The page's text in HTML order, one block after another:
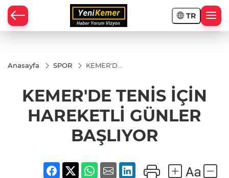
TR
Anasayfa SPOR
KEMER'DE
GÜNLER
BAŞLIYOR
KEMER'DE TENİS İÇİN
HAREKETLİ GÜNLER
BAŞLIYOR